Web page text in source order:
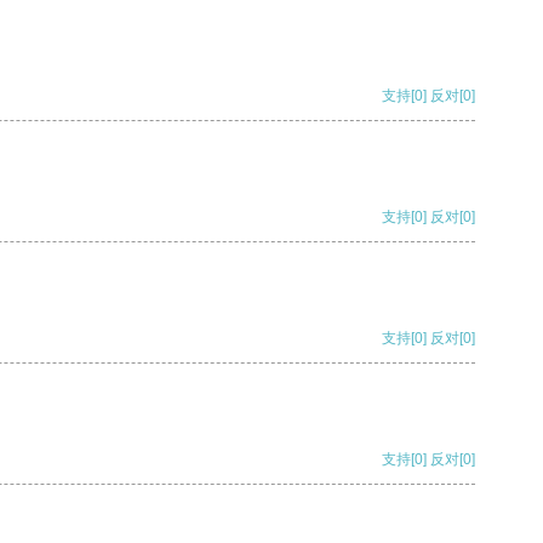
支持[0] 反对[0]
支持[0] 反对[0]
支持[0] 反对[0]
支持[0] 反对[0]